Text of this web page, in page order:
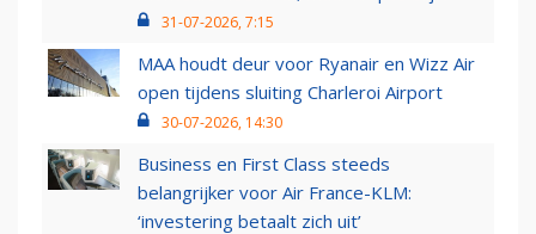
31-07-2026, 7:15
MAA houdt deur voor Ryanair en Wizz Air
open tijdens sluiting Charleroi Airport
30-07-2026, 14:30
Business en First Class steeds
belangrijker voor Air France-KLM:
‘investering betaalt zich uit’